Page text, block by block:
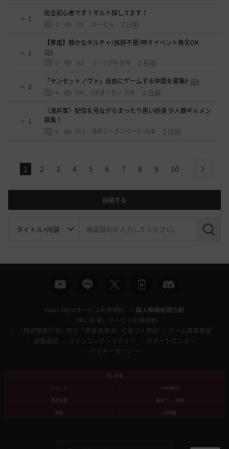
1
完全初心者です！ギルド探してます！
2 426 けーとら 2 日前
1
【華嵐】静かなギルチャ/挨拶不要/時々イベント無言OK
0 362 リーシアR-日本 2 日前
2
「サンセットノヴァ」自由にゲームする仲間を募集‼️
4 436 GDまっきぃ-日本 2 日前
1
〈浅井軍〉配信を見ながらまったり黒い砂漠 少人数ギルメン
募集！
0 413 浅井ジークフリード-日本 2 日前
1 2 3 4 5 6 7 8 9 10 next
投稿する
検
Pearl Abyssサービス利用規約
個人情報処理方針
「黒い砂漠」サービス利用規約
「特定商取引法」及び「資金決済法」に基づく表記
ゲーム基本情報
運営会社
ファンコンテンツガイド
サポートセンター
クッキーポリシー
黒い砂漠
ジャンル
MMORPG
課金形態
基本プレイ無料
対象
全年齢